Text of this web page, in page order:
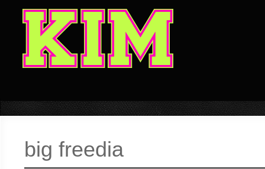
big freedia